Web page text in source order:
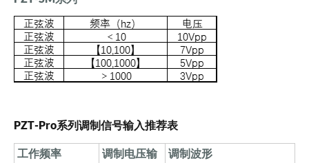
PZT-Pro系列调制信号输入推荐表
工作频率
调制电压输
调制波形